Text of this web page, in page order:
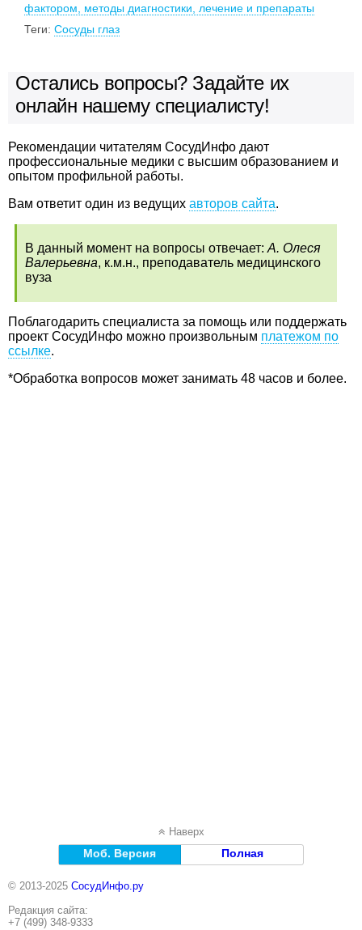
фактором, методы диагностики, лечение и препараты
Теги: Сосуды глаз
Остались вопросы? Задайте их
онлайн нашему специалисту!
Рекомендации читателям СосудИнфо дают
профессиональные медики с высшим образованием и
опытом профильной работы.
Вам ответит один из ведущих авторов сайта.
В данный момент на вопросы отвечает: А. Олеся
Валерьевна, к.м.н., преподаватель медицинского
вуза
Поблагодарить специалиста за помощь или поддержать
проект СосудИнфо можно произвольным платежом по
ссылке.
*Обработка вопросов может занимать 48 часов и более.
Наверх
Моб. Версия Полная
© 2013-2025 СосудИнфо.ру
Редакция сайта:
+7 (499) 348-9333